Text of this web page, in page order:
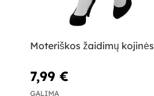
Moteriškos žaidimų kojinės
7,99 €
GALIMA